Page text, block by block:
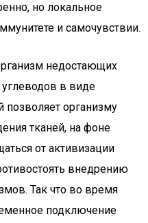
но локальное
и самочувствии.
недостающих
в виде
организму
тканей, на фоне
от активизации
внедрению
Так что во время
подключение